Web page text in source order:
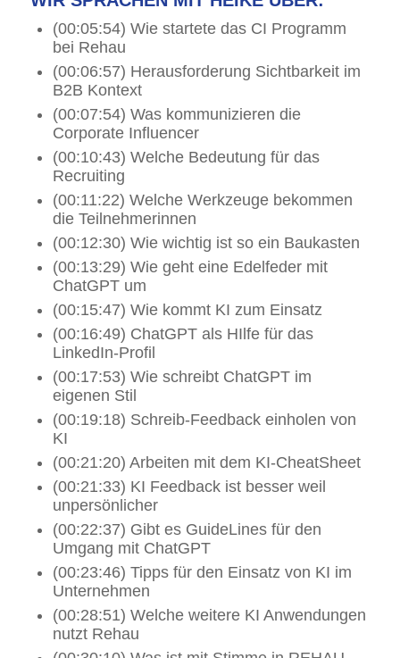
(00:05:54) Wie startete das CI Programm
bei Rehau
(00:06:57) Herausforderung Sichtbarkeit im
B2B Kontext
(00:07:54) Was kommunizieren die
Corporate Influencer
(00:10:43) Welche Bedeutung für das
Recruiting
(00:11:22) Welche Werkzeuge bekommen
die Teilnehmerinnen
(00:12:30) Wie wichtig ist so ein Baukasten
(00:13:29) Wie geht eine Edelfeder mit
ChatGPT um
(00:15:47) Wie kommt KI zum Einsatz
(00:16:49) ChatGPT als HIlfe für das
LinkedIn-Profil
(00:17:53) Wie schreibt ChatGPT im
eigenen Stil
(00:19:18) Schreib-Feedback einholen von
KI
(00:21:20) Arbeiten mit dem KI-CheatSheet
(00:21:33) KI Feedback ist besser weil
unpersönlicher
(00:22:37) Gibt es GuideLines für den
Umgang mit ChatGPT
(00:23:46) Tipps für den Einsatz von KI im
Unternehmen
(00:28:51) Welche weitere KI Anwendungen
nutzt Rehau